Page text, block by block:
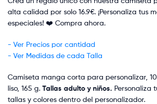
alta calidad por solo 16.9€. ¡Personaliza tus
especiales! ❤️ Compra ahora.
- Ver Precios por cantidad
- Ver Medidas de cada Talla
Camiseta manga corta para personalizar,
liso, 165 g. Tallas adulto y niños. Personaliza
tallas y colores dentro del personalizador.